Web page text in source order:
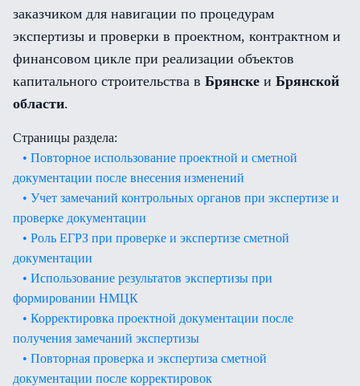
заказчиком для навигации по процедурам
экспертизы и проверки в проектном, контрактном и
финансовом цикле при реализации объектов
капитального строительства в Брянске и Брянской
области.
Страницы раздела:
• Повторное использование проектной и сметной
документации после внесения изменений
• Учет замечаний контрольных органов при экспертизе и
проверке документации
• Роль ЕГРЗ при проверке и экспертизе сметной
документации
• Использование результатов экспертизы при
формировании НМЦК
• Корректировка проектной документации после
получения замечаний экспертизы
• Повторная проверка и экспертиза сметной
документации после корректировок